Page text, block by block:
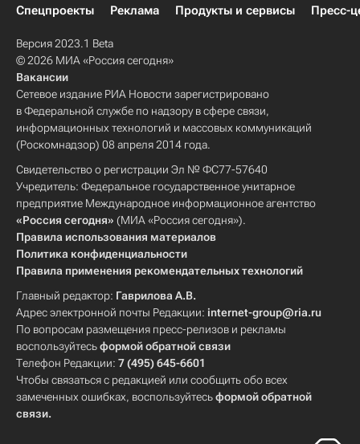
Спецпроекты
Реклама Продукты и сервисы Пресс-
Версия 2023.1 Beta
© 2026 МИА «Россия сегодня»
Вакансии
Сетевое издание РИА Новости зарегистрировано
в Федеральной службе по надзору в сфере связи,
информационных технологий и массовых коммуникаций
(Роскомнадзор) 08 апреля 2014 года.
Свидетельство о регистрации Эл № ФС77-57640
Учредитель: Федеральное государственное унитарное
предприятие Международное информационное агентство
«Россия сегодня» (МИА «Россия сегодня»).
Правила использования материалов
Политика конфиденциальности
Правила применения рекомендательных технологий
Главный редактор: Гаврилова А.В.
Адрес электронной почты Редакции: internet-group@ria.ru
По вопросам размещения пресс-релизов и рекламы
воспользуйтесьформой обратной связи
Телефон Редакции: 7 (495) 645-6601
Чтобы связаться с редакцией или сообщить обо всех
замеченных ошибках, воспользуйтесьформой обратной
связи.